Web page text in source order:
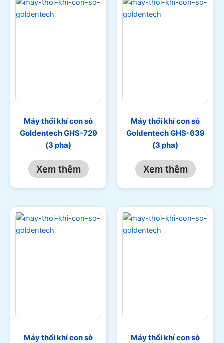
Máy thổi khí con sò
Goldentech GHS-729
(3 pha)
Xem thêm
Máy thổi khí con sò
Goldentech GHS-639
(3 pha)
Xem thêm
Máy thổi khí con sò
Máy thổi khí con sò